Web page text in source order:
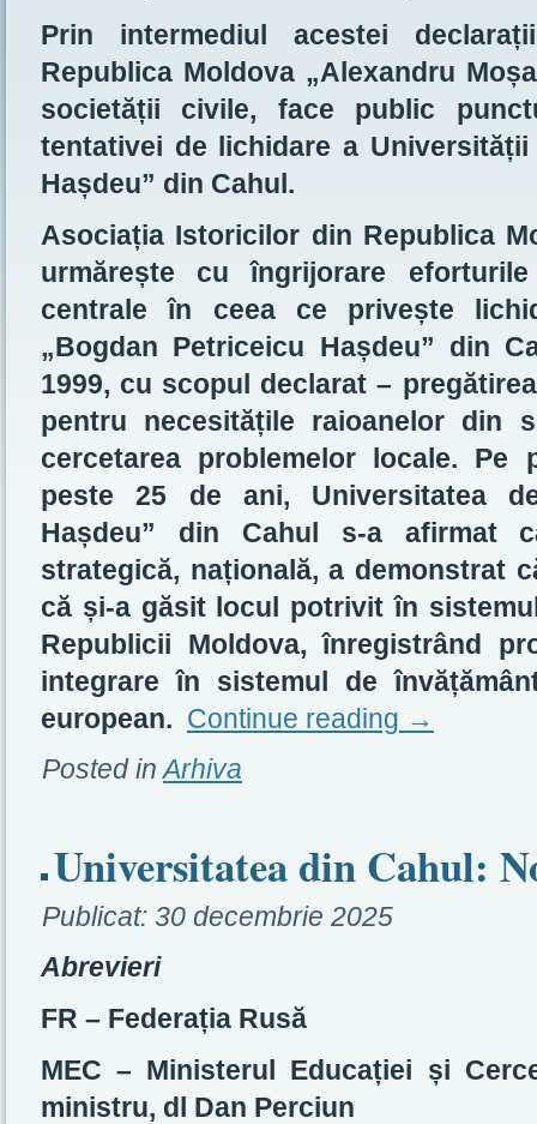
Prin intermediul acestei
Republica Moldova „Alexandru
societății civile, face public
tentativei de lichidare a
Hașdeu” din Cahul.
Asociația Istoricilor din Republica
urmărește cu îngrijorare
centrale în ceea ce privește
„Bogdan Petriceicu Hașdeu” din
1999, cu scopul declarat –
pentru necesitățile raioanelor din
cercetarea problemelor locale.
peste 25 de ani, Universitatea
Hașdeu” din Cahul s-a afirmat
strategică, națională, a demonstrat
că și-a găsit locul potrivit în
Republicii Moldova, înregistrând
integrare în sistemul de
european. Continue reading →
Posted in Arhiva
Universitatea din Cahul:
Publicat: 30 decembrie 2025
Abrevieri
FR – Federația Rusă
MEC – Ministerul Educației și
ministru, dl Dan Perciun